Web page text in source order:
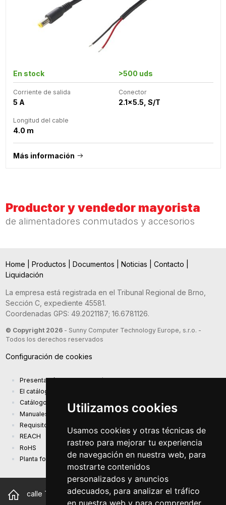
Utilizamos cookies
Usamos cookies y otras técnicas de
rastreo para mejorar tu experiencia
de navegación en nuestra web, para
mostrarte contenidos
personalizados y anuncios
adecuados, para analizar el tráfico
en nuestra web y para comprender
En stock >500 uds
Corriente de salida
5 A
Conector
2.1x5.5, S/T
Longitud del cable
4.0 m
Más información
Productor y vendedor mayorista
de alimentadores conmutados y accesorios
Home Productos Documentos Noticias Contacto
Liquidación
La empresa está registrada en el Tribunal Regional de Brno,
Sección C, expediente 45581.
Coordenadas GPS: 49.2021187; 16.6781126.
© Copyright 2026- Sunny Computer Technology Europe, s.r.o. -
Todos los derechos reservados
Configuración de cookies
Presentación de la compañía
El catálogo de productos actual
Catálogo de presentación
Manuales
Requisitos de diseño ecológico (EU) 2019/1782
REACH
RoHS
Planta fotovoltaica
calle Trnkova 2881/156, 628 00 Brno República Checa